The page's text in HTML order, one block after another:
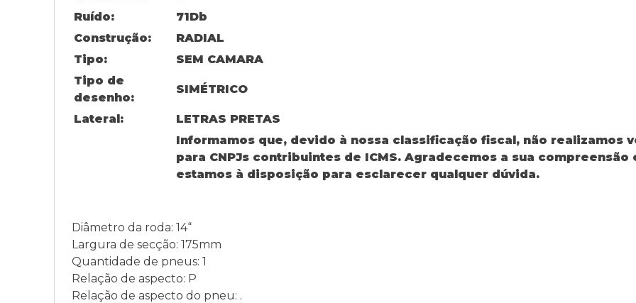
Ruído:
71Db
Construção:
RADIAL
Tipo:
SEM CAMARA
Tipo de
desenho:
SIMÉTRICO
Lateral:
LETRAS PRETAS
Informamos que, devido à nossa classificação fiscal, não realizamos
para CNPJs contribuintes de ICMS. Agradecemos a sua compreensão
estamos à disposição para esclarecer qualquer dúvida.
Diâmetro da roda: 14“
Largura de secção: 175mm
Quantidade de pneus: 1
Relação de aspecto: P
Relação de aspecto do pneu: .